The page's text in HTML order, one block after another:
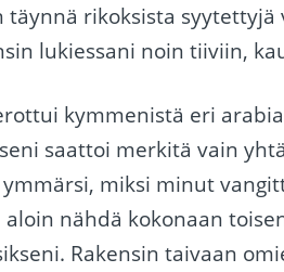
täynnä rikoksista
lukiessani noin tiiviin,
kymmenistä eri
saattoi merkitä vain
miksi minut
aloin nähdä kokonaan
Rakensin taivaan